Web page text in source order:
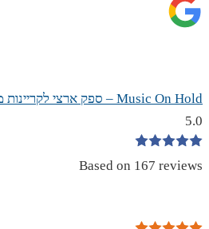
Music On Hold – ספק ארצי לקריינות מקצועית
5.0
Based on 167 reviews